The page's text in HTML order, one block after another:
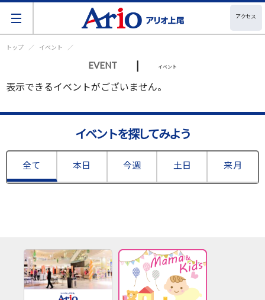
アクセス
トップ イベント
EVENT | イベント
表示できるイベントがございません。
イベントを探してみよう
全て 本日 今週 土日 来月